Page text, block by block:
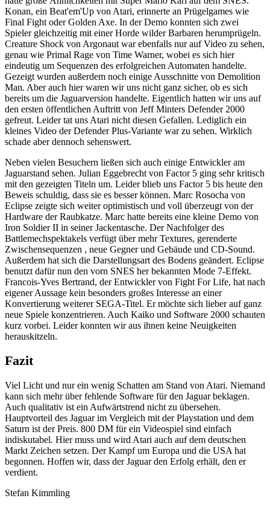
Konan, ein Beat'em'Up von Atari, erinnerte an Prügelgames wie
Final Fight oder Golden Axe. In der Demo konnten sich zwei
Spieler gleichzeitig mit einer Horde wilder Barbaren herumprügeln.
Creature Shock von Argonaut war ebenfalls nur auf Video zu sehen,
genau wie Primal Rage von Time Warner, wobei es sich hier
eindeutig um Sequenzen des erfolgreichen Automaten handelte.
Gezeigt wurden außerdem noch einige Ausschnitte von Demolition
Man. Aber auch hier waren wir uns nicht ganz sicher, ob es sich
bereits um die Jaguarversion handelte. Eigentlich hatten wir uns auf
den ersten öffentlichen Auftritt von Jeff Minters Defender 2000
gefreut. Leider tat uns Atari nicht diesen Gefallen. Lediglich ein
kleines Video der Defender Plus-Variante war zu sehen. Wirklich
schade aber dennoch sehenswert.
Neben vielen Besuchern ließen sich auch einige Entwickler am
Jaguarstand sehen. Julian Eggebrecht von Factor 5 ging sehr kritisch
mit den gezeigten Titeln um. Leider blieb uns Factor 5 bis heute den
Beweis schuldig, dass sie es besser können. Marc Rosocha von
Eclipse zeigte sich weiter optimistisch und voll überzeugt von der
Hardware der Raubkatze. Marc hatte bereits eine kleine Demo von
Iron Soldier II in seiner Jackentasche. Der Nachfolger des
Battlemechspektakels verfügt über mehr Textures, gerenderte
Zwischensequenzen , neue Gegner und Gebäude und CD-Sound.
Außerdem hat sich die Darstellungsart des Bodens geändert. Eclipse
benutzt dafür nun den vorn SNES her bekannten Mode 7-Effekt.
Francois-Yves Bertrand, der Entwickler von Fight For Life, hat nach
eigener Aussage kein besonders großes Interesse an einer
Konvertierung weiterer SEGA-Titel. Er möchte sich lieber auf ganz
neue Spiele konzentrieren. Auch Kaiko und Software 2000 schauten
kurz vorbei. Leider konnten wir aus ihnen keine Neuigkeiten
herauskitzeln.
Fazit
Viel Licht und nur ein wenig Schatten am Stand von Atari. Niemand
kann sich mehr über fehlende Software für den Jaguar beklagen.
Auch qualitativ ist ein Aufwärtstrend nicht zu übersehen.
Hauptvorteil des Jaguar im Vergleich mit der Playstation und dem
Saturn ist der Preis. 800 DM für ein Videospiel sind einfach
indiskutabel. Hier muss und wird Atari auch auf dem deutschen
Markt Zeichen setzen. Der Kampf um Europa und die USA hat
begonnen. Hoffen wir, dass der Jaguar den Erfolg erhält, den er
verdient.
Stefan Kimmling